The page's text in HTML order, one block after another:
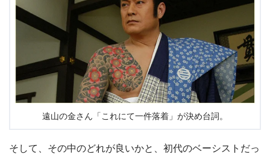
遠山の金さん「これにて一件落着」が決め台詞。
そして、その中のどれが良いかと、初代のベーシストだっ